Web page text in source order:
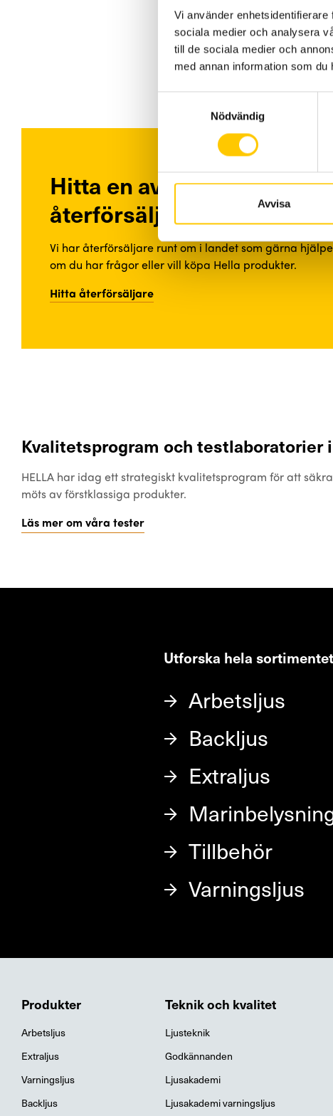
Vi använder
sociala medier och analysera
till de sociala medier och
med annan information som
Nödvändig
Avvisa
Hitta en av våra
återförsäljare
Vi har återförsäljare runt om i landet som gärna
om du har frågor eller vill köpa Hella produkter.
Hitta återförsäljare
Kvalitetsprogram och testlaboratorier
HELLA har idag ett strategiskt kvalitetsprogram för att
möts av förstklassiga produkter.
Läs mer om våra tester
Utforska hela sortimentet
Arbetsljus
Backljus
Extraljus
Tillbehör
Varningsljus
Produkter
Arbetsljus
Extraljus
Varningsljus
Backljus
Teknik och kvalitet
Ljusteknik
Godkännanden
Ljusakademi
Ljusakademi varningsljus